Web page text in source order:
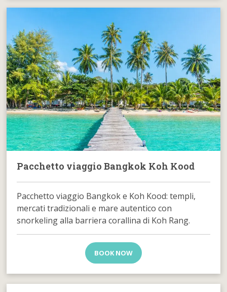
Pacchetto viaggio Bangkok Koh Kood
Pacchetto viaggio Bangkok e Koh Kood: templi,
mercati tradizionali e mare autentico con
snorkeling alla barriera corallina di Koh Rang.
BOOK NOW